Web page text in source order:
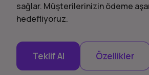
sağlar. Müşterilerinizin ödeme
hedefliyoruz.
Teklif Al Özellikler